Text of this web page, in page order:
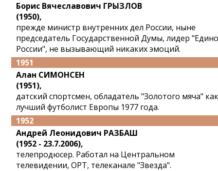
Борис Вячеславович ГРЫЗЛОВ
(1950),
прежде министр внутренних дел России, ныне
председатель Государственной Думы, лидер
России", не вызывающий никаких эмоций.
1951
Алан СИМОНСЕН
(1951),
датский спортсмен, обладатель "Золотого мяча" как
лучший футболист Европы 1977 года.
1952
Андрей Леонидович РАЗБАШ
(1952 - 23.7.2006),
телепродюсер. Работал на Центральном
телевидении, ОРТ, телеканале "Звезда".